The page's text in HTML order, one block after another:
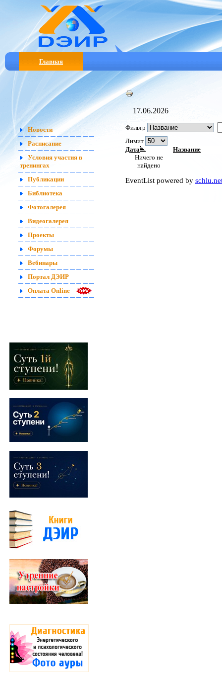
Главная
Новости
Расписание
Условия участия в
тренингах
Публикации
Библиотека
Фотогалерея
Видеогалерея
Проекты
Форумы
Вебинары
Портал ДЭИР
Оплата Online
17.06.2026
Фильтр
Лимит
Дата
Название
Ничего не
найдено
EventList powered by